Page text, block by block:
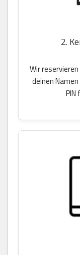
2.
Wir
deinen
PIN